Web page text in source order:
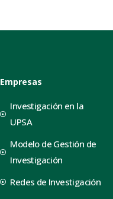
Empresas
Investigación en la
UPSA
Modelo de Gestión de
Investigación
Redes de Investigación